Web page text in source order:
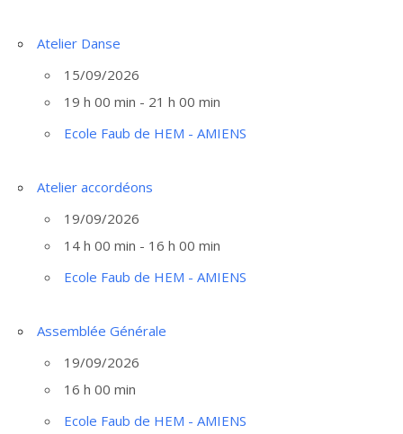
Atelier Danse
15/09/2026
19 h 00 min - 21 h 00 min
Ecole Faub de HEM - AMIENS
Atelier accordéons
19/09/2026
14 h 00 min - 16 h 00 min
Ecole Faub de HEM - AMIENS
Assemblée Générale
19/09/2026
16 h 00 min
Ecole Faub de HEM - AMIENS